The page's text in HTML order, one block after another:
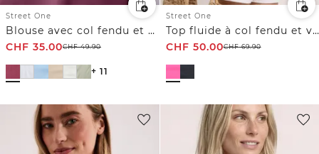
Street One
Blouse avec col fendu et turn-up
CHF 35.00CHF49.90
+ 11
Street One
Top fluide à col fendu et volants
CHF 50.00CHF69.90